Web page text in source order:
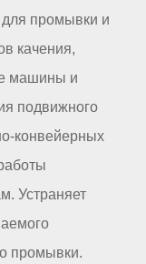
промывки и
качения,
машины и
подвижного
конвейерных
Устраняет
промывки.